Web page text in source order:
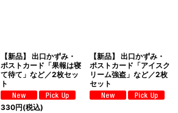
【新品】 出口かずみ・
ポストカード「果報は寝
て待て」など／2枚セッ
ト
330円(税込)
【新品】 出口かずみ・
ポストカード「アイスク
リーム強盗」など／2枚
セット